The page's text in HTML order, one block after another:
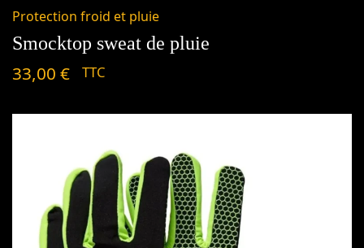
Protection froid et pluie
Smocktop sweat de pluie
33,00 € TTC